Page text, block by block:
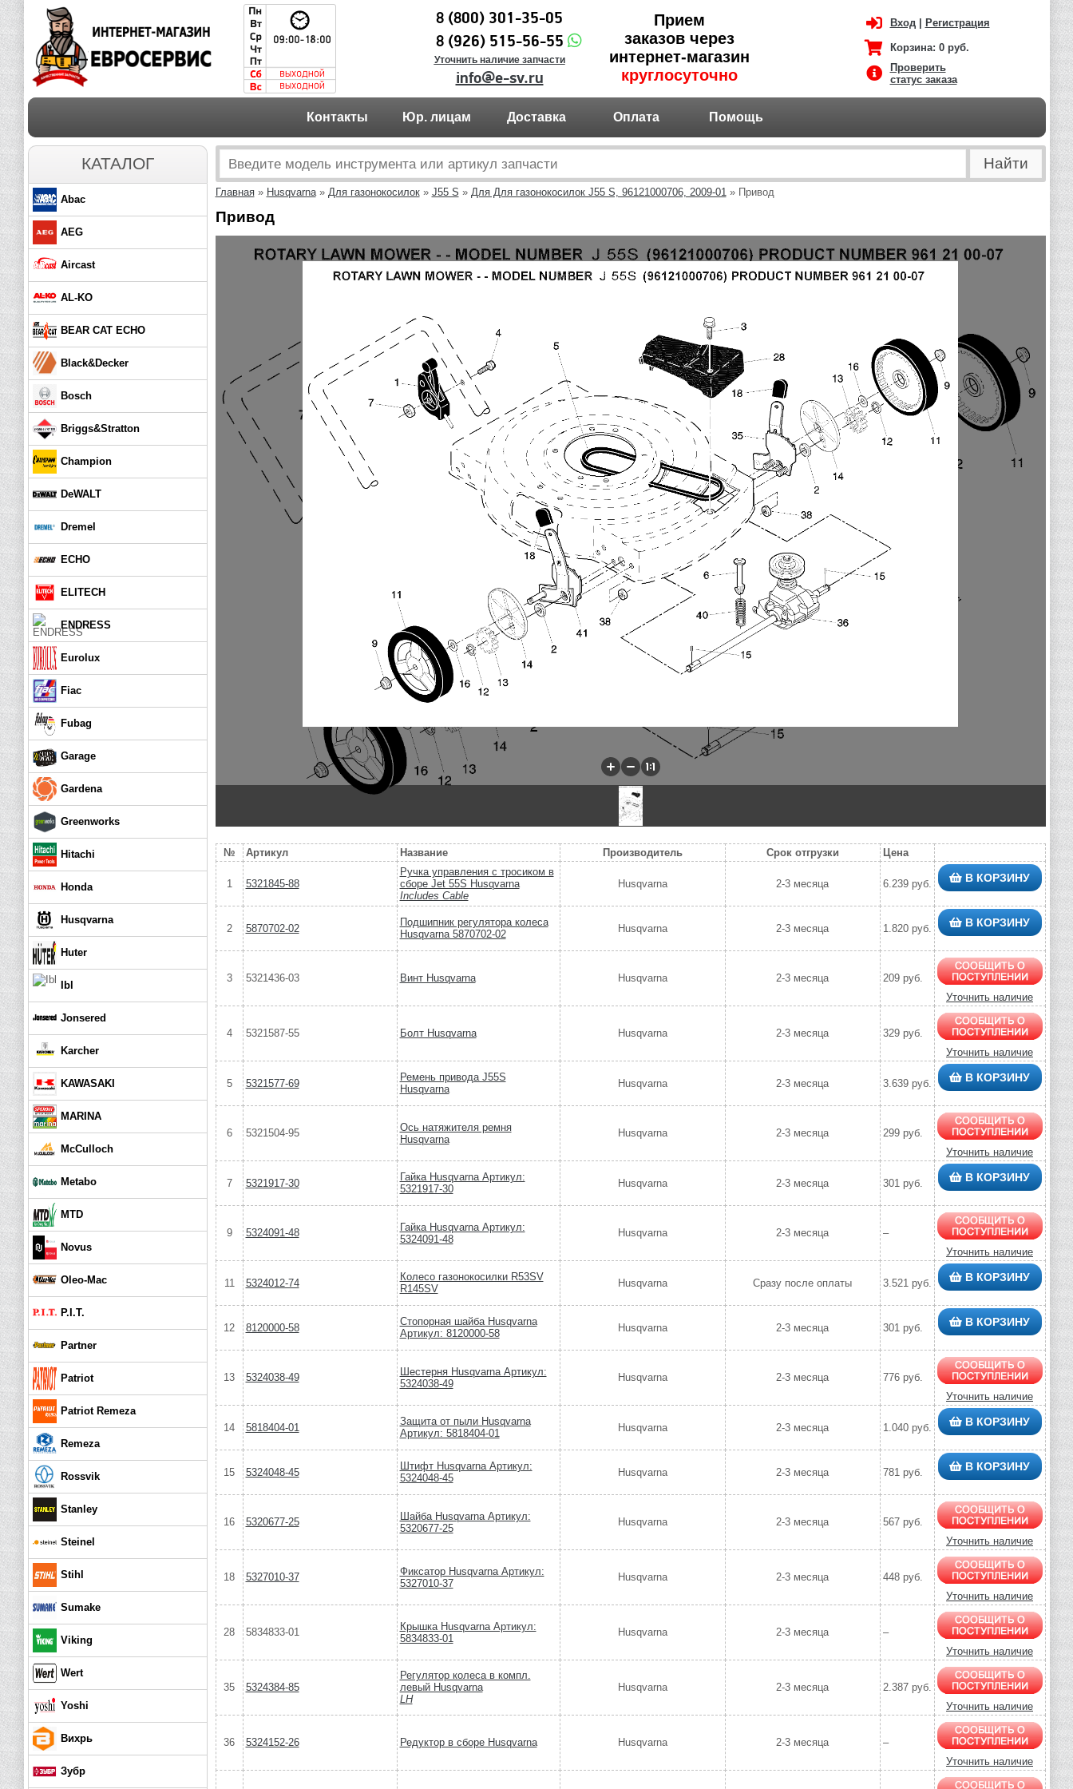
8 (800) 301-35-05
Прием
заказов через
интернет-магазин
круглосуточно
8 (926) 515-56-55
Уточнить наличие запчасти
info@e-sv.ru
Вход| Регистрация
Корзина: 0 руб.
Проверить
статус заказа
Контакты Юр. лицам Доставка Оплата Помощь
КАТАЛОГ
Abac
AEG
Aircast
AL-KO
BEAR CAT ECHO
Black&Decker
Bosch
Briggs&Stratton
Champion
DeWALT
Dremel
ECHO
ELITECH
ENDRESS
Eurolux
Fiac
Fubag
Garage
Gardena
Greenworks
Hitachi
Honda
Husqvarna
Huter
Ibl
Jonsered
Karcher
KAWASAKI
MARINA
McCulloch
Metabo
MTD
Novus
Oleo-Mac
P.I.T.
Partner
Patriot
Patriot Remeza
Remeza
Rossvik
Stanley
Steinel
Stihl
Sumake
Viking
Wert
Yoshi
Вихрь
Зубр
Главная» Husqvarna» Для газонокосилок» J55 S » Для Для газонокосилок J55 S, 96121000706, 2009-01» Привод
Привод
№ Артикул Название Производитель Срок отгрузки Цена
1 5321845-88
Ручка управления с тросиком в
сборе Jet 55S Husqvarna
Includes Cable
Husqvarna 2-3 месяца 6.239 руб. В КОРЗИНУ
2 5870702-02
Подшипник регулятора колеса
Husqvarna 5870702-02
Husqvarna 2-3 месяца 1.820 руб. В КОРЗИНУ
3 5321436-03 Винт Husqvarna Husqvarna 2-3 месяца
209 руб.
Уточнить наличие
4 5321587-55 Болт Husqvarna Husqvarna 2-3 месяца
329 руб.
Уточнить наличие
5 5321577-69
Ремень привода J55S
Husqvarna
Husqvarna 2-3 месяца 3.639 руб. В КОРЗИНУ
6 5321504-95
Ось натяжителя ремня
Husqvarna
Husqvarna 2-3 месяца
299 руб.
Уточнить наличие
7 5321917-30
Гайка Husqvarna Артикул:
5321917-30
Husqvarna 2-3 месяца 301 руб. В КОРЗИНУ
9 5324091-48
Гайка Husqvarna Артикул:
5324091-48
Husqvarna 2-3 месяца
–
Уточнить наличие
11 5324012-74
Колесо газонокосилки R53SV
R145SV
Husqvarna Сразу после оплаты 3.521 руб. В КОРЗИНУ
12 8120000-58
Стопорная шайба Husqvarna
Артикул: 8120000-58
Husqvarna 2-3 месяца 301 руб. В КОРЗИНУ
13 5324038-49
Шестерня Husqvarna Артикул:
5324038-49
Husqvarna 2-3 месяца
776 руб.
Уточнить наличие
14 5818404-01
Защита от пыли Husqvarna
Артикул: 5818404-01
Husqvarna 2-3 месяца 1.040 руб. В КОРЗИНУ
15 5324048-45
Штифт Husqvarna Артикул:
5324048-45
Husqvarna 2-3 месяца 781 руб. В КОРЗИНУ
16 5320677-25
Шайба Husqvarna Артикул:
5320677-25
Husqvarna 2-3 месяца
567 руб.
Уточнить наличие
18 5327010-37
Фиксатор Husqvarna Артикул:
5327010-37
Husqvarna 2-3 месяца
448 руб.
Уточнить наличие
28 5834833-01
Крышка Husqvarna Артикул:
5834833-01
Husqvarna 2-3 месяца
–
Уточнить наличие
35 5324384-85
Регулятор колеса в компл.
левый Husqvarna
LH
Husqvarna 2-3 месяца
2.387 руб.
Уточнить наличие
36 5324152-26 Редуктор в сборе Husqvarna Husqvarna 2-3 месяца
–
Уточнить наличие